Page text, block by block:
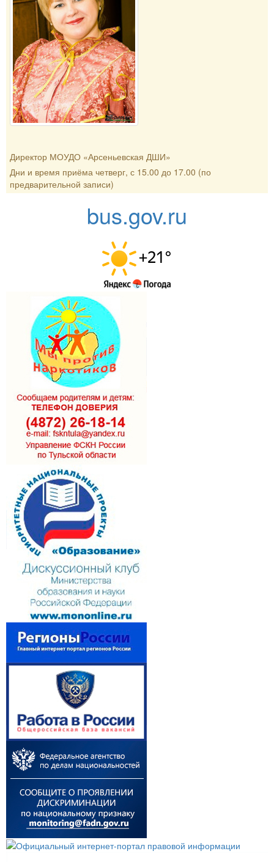
Директор МОУДО «Арсеньевская ДШИ»
Дни и время приёма четверг, с 15.00 до 17.00 (по
предварительной записи)
bus.gov.ru